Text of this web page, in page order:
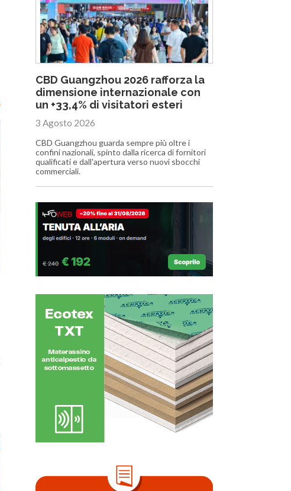
CBD Guangzhou 2026 rafforza la
dimensione internazionale con
un +33,4% di visitatori esteri
3 Agosto 2026
CBD Guangzhou guarda sempre più oltre i
confini nazionali, spinto dalla ricerca di fornitori
qualificati e dall'apertura verso nuovi sbocchi
commerciali.